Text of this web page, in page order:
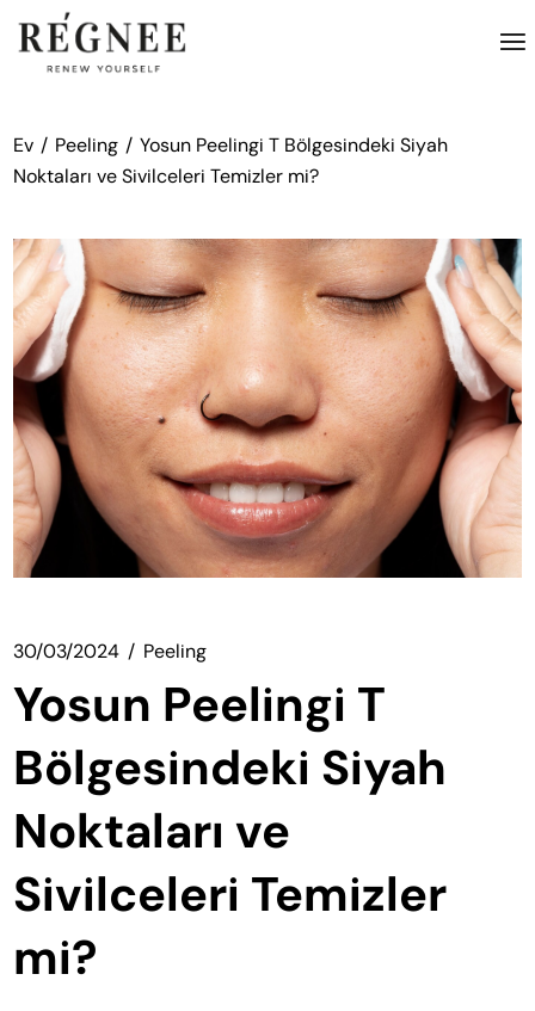
atla
Ev Peeling
Yosun Peelingi T Bölgesindeki Siyah
Noktaları ve Sivilceleri Temizler mi?
30/03/2024 Peeling
Yosun Peelingi T
Bölgesindeki Siyah
Noktaları ve
Sivilceleri Temizler
mi?